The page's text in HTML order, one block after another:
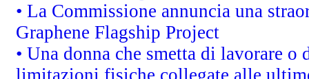
• La Commissione annuncia una
Graphene Flagship Project
• Una donna che smetta di lavorare
limitazioni fisiche collegate alle